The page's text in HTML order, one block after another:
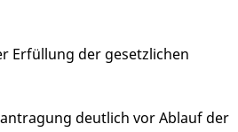
Erfüllung der gesetzlichen
deutlich vor Ablauf der